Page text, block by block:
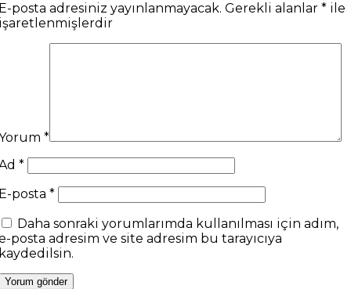
posta adresiniz yayınlanmayacak. Gerekli alanlar * ile
*
*
posta *
Daha sonraki yorumlarımda kullanılması için adım,
posta adresim ve site adresim bu tarayıcıya